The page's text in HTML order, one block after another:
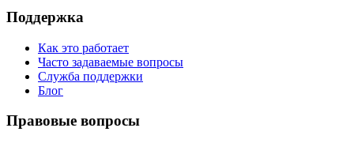
Поддержка
Как это работает
Часто задаваемые вопросы
Служба поддержки
Блог
Правовые вопросы